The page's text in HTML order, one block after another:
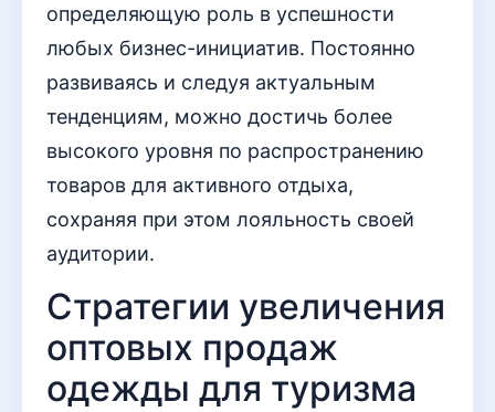
определяющую роль в успешности
любых бизнес-инициатив. Постоянно
развиваясь и следуя актуальным
тенденциям, можно достичь более
высокого уровня по распространению
товаров для активного отдыха,
сохраняя при этом лояльность своей
аудитории.
Стратегии увеличения
оптовых продаж
одежды для туризма